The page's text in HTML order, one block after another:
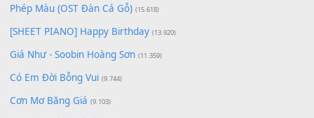
Để lại một bình luận
Bạn phảiđăng nhập để gửi bình luận.
Xem nhiều nhất